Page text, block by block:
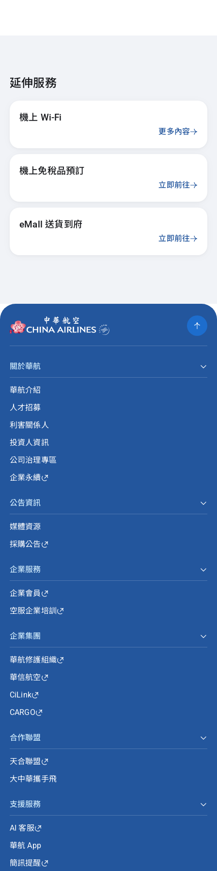
延伸服務
機上 Wi-Fi
更多內容
機上免稅品預訂
立即前往
eMall 送貨到府
立即前往
關於華航
華航介紹
人才招募
利害關係人
投資人資訊
公司治理專區
企業永續
公告資訊
媒體資源
採購公告
企業服務
企業會員
空服企業培訓
企業集團
華航修護組織
華信航空
CiLink
CARGO
合作聯盟
天合聯盟
大中華攜手飛
支援服務
AI 客服
華航 App
簡訊提醒